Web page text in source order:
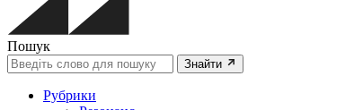
Пошук
Знайти
Рубрики